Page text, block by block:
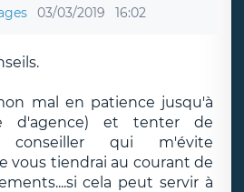
03/03/2019 16:02
mal en patience jusqu'à
d'agence) et tenter de
conseiller qui m'évite
vous tiendrai au courant de
cela peut servir à